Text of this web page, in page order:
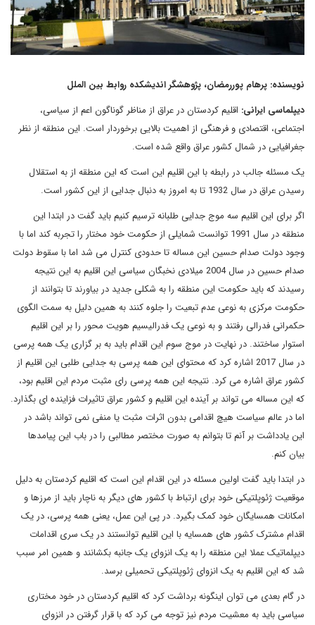
نویسنده: پرهام پوررمضان، پژوهشگر اندیشکده روابط بین الملل
دیپلماسی ایرانی: اقلیم کردستان در عراق از مناظر گوناگون اعم از سیاسی،
اجتماعی، اقتصادی و فرهنگی از اهمیت بالایی برخوردار است. این منطقه از نظر
جغرافیایی در شمال کشور عراق واقع شده است.
یک مسئله جالب در رابطه با این اقلیم این است که این منطقه از به استقلال
رسیدن عراق در سال 1932 تا به امروز به دنبال جدایی از این کشور است.
اگر برای این اقلیم سه موج جدایی طلبانه ترسیم کنیم باید گفت در ابتدا این
منطقه در سال 1991 توانست شمایلی از حکومت خود مختار را تجربه کند اما با
وجود دولت صدام حسین این مساله تا حدودی کنترل می شد اما با سقوط دولت
صدام حسین در سال 2004 میلادی نخبگان سیاسی این اقلیم به این نتیجه
رسیدند که باید حکومت این منطقه را به شکلی جدید در بیاورند تا بتوانند از
حکومت مرکزی به نوعی عدم تبعیت را جلوه کنند به همین دلیل به سمت الگوی
حکمرانی فدرالی رفتند و به نوعی یک فدرالیسیم هویت محور را بر این اقلیم
استوار ساختند. در نهایت در موج سوم این اقدام باید به بر گزاری یک همه پرسی
در سال 2017 اشاره کرد که محتوای این همه پرسی به جدایی طلبی این اقلیم از
کشور عراق اشاره می کرد. نتیجه این همه پرسی رای مثبت مردم این اقلیم بود،
که این مساله می تواند بر آینده این اقلیم و کشور عراق تاثیرات فزاینده ای بگذارد.
اما در عالم سیاست هیچ اقدامی بدون اثرات مثبت یا منفی نمی تواند باشد در
این یادداشت بر آنم تا بتوانم به صورت مختصر مطالبی را در باب این پیامدها
بیان کنم.
در ابتدا باید گفت اولین مسئله در این اقدام این است که اقلیم کردستان به دلیل
موقعیت ژئوپلتیکی خود برای ارتباط با کشور های دیگر به ناچار باید از مرزها و
امکانات همسایگان خود کمک بگیرد. در پی این عمل، یعنی همه پرسی، در یک
اقدام مشترک کشور های همسایه با این اقلیم توانستند در یک سری اقدامات
دیپلماتیک عملا این منطقه را به یک انزوای یک جانبه بکشانند و همین امر سبب
شد که این اقلیم به یک انزوای ژئوپلتیکی تحمیلی برسد.
در گام بعدی می توان اینگونه برداشت کرد که اقلیم کردستان در خود مختاری
سیاسی باید به معشیت مردم نیز توجه می کرد که با قرار گرفتن در انزوای